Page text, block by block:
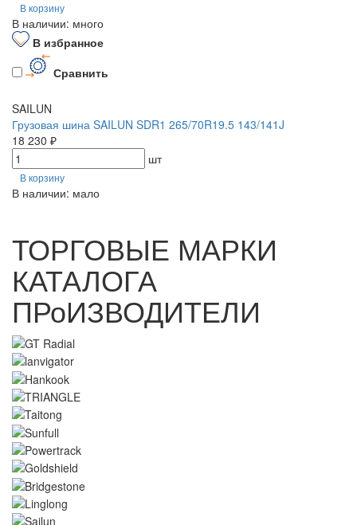
В корзину
В наличии: много
В избранное
Сравнить
SAILUN
Грузовая шина SAILUN SDR1 265/70R19.5 143/141J
18 230 ₽
шт
В корзину
В наличии: мало
ТОРГОВЫЕ МАРКИ
КАТАЛОГА
ПРоИЗВОДИТЕЛИ